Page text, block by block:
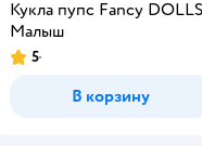
Кукла пупс Fancy DOLLS
Малыш
5
В корзину